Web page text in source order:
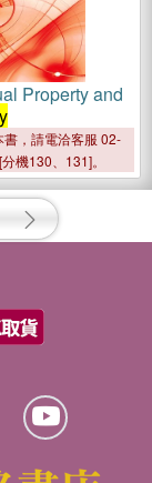
Property and
，請電洽客服 02-
機130、131]。